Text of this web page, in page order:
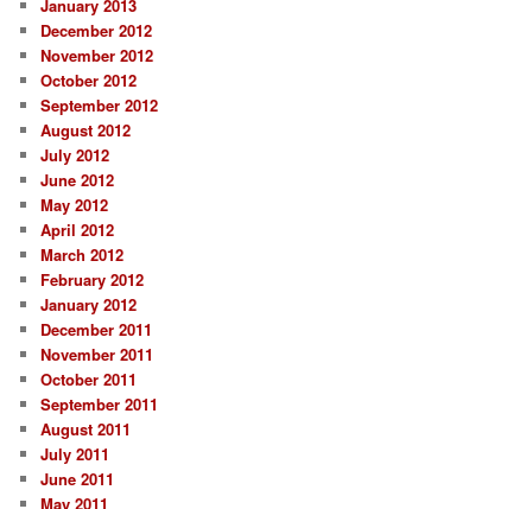
January 2013
December 2012
November 2012
October 2012
September 2012
August 2012
July 2012
June 2012
May 2012
April 2012
March 2012
February 2012
January 2012
December 2011
November 2011
October 2011
September 2011
August 2011
July 2011
June 2011
May 2011